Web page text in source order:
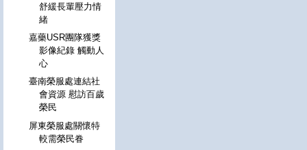
舒緩長輩壓力情
緒
嘉藥USR團隊獲獎
影像紀錄 觸動人
心
臺南榮服處連結社
會資源 慰訪百歲
榮民
屏東榮服處關懷特
較需榮民眷